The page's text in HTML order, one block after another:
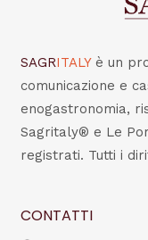
SAGRITALY è un
comunicazione e
enogastronomia,
Sagritaly® e Le
registrati. Tutti i
CONTATTI